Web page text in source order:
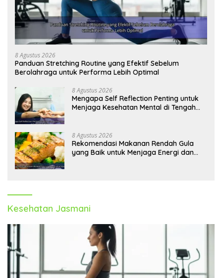
8 Agustus 2026
Panduan Stretching Routine yang Efektif Sebelum
Berolahraga untuk Performa Lebih Optimal
8 Agustus 2026
Mengapa Self Reflection Penting untuk
Menjaga Kesehatan Mental di Tengah
8 Agustus 2026
Rekomendasi Makanan Rendah Gula
yang Baik untuk Menjaga Energi dan
Kesehatan Jasmani